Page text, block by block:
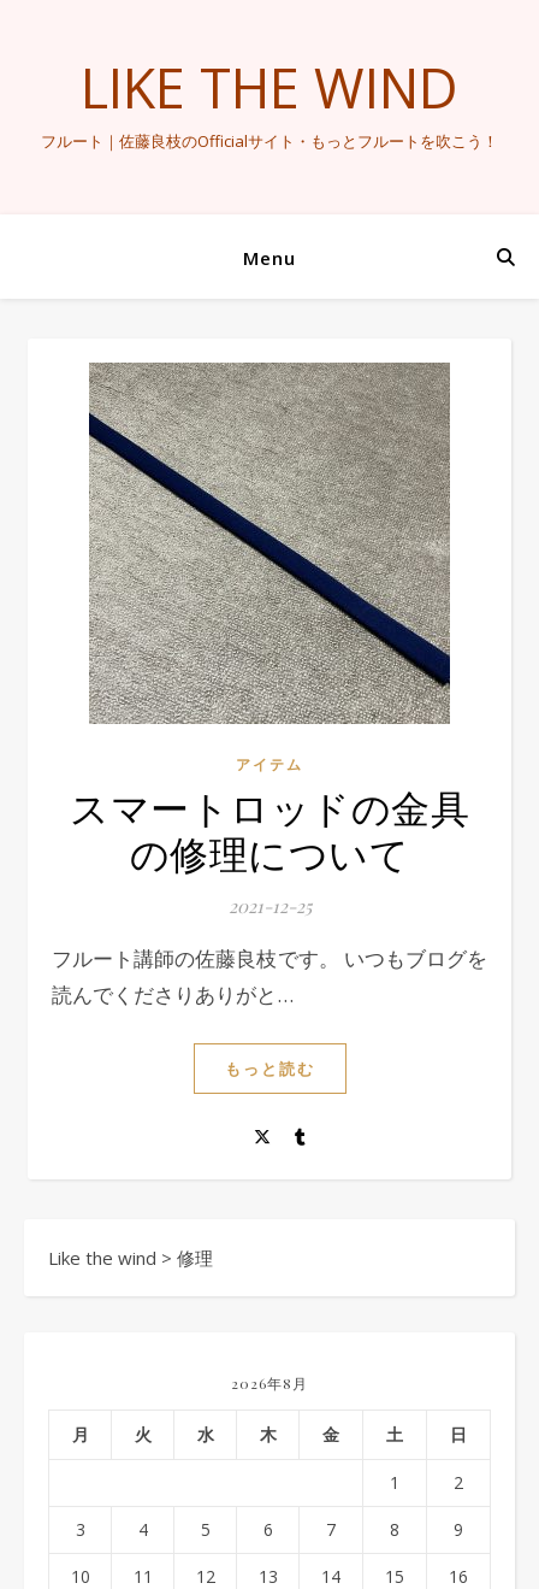
LIKE THE WIND
フルート｜佐藤良枝のOfficialサイト・もっとフルートを吹こう！
Menu
アイテム
スマートロッドの金具
の修理について
2021-12-25
フルート講師の佐藤良枝です。 いつもブログを
読んでくださりありがと…
もっと読む
Like the wind > 修理
2026年8月
月 火 水 木 金 土 日
1 2
3 4 5 6 7 8 9
10 11 12 13 14 15 16